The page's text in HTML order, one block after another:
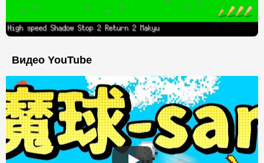
Видео YouTube